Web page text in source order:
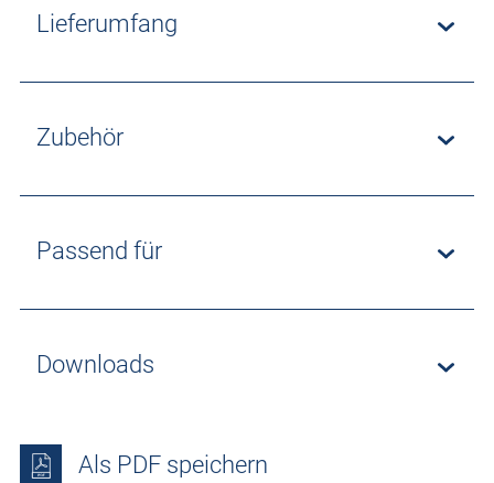
Lieferumfang
Zubehör
Passend für
Downloads
Als PDF speichern